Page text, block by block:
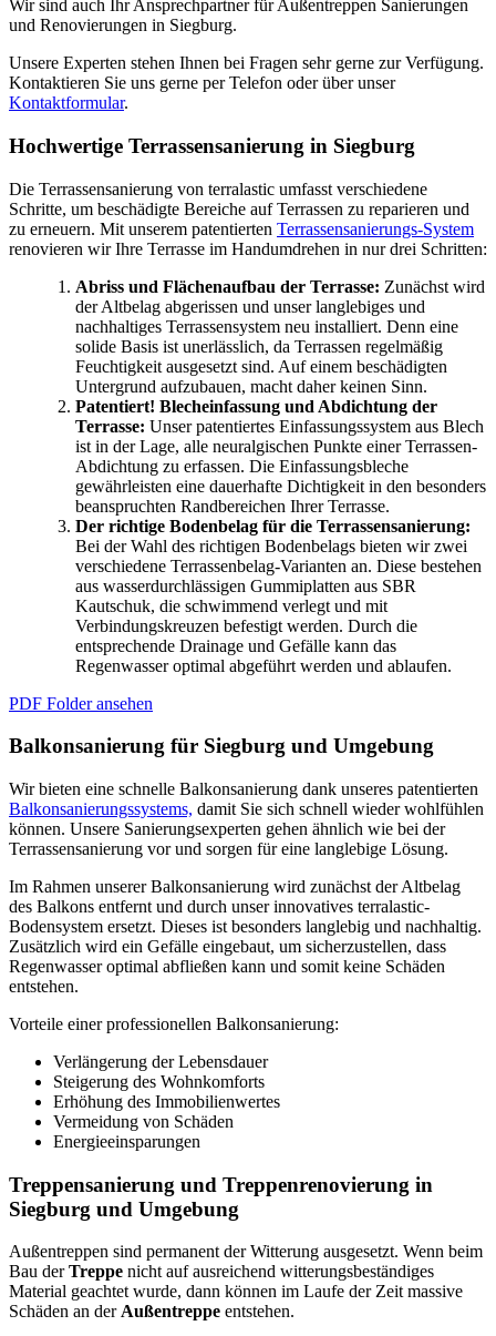
Wir sind auch Ihr Ansprechpartner für Außentreppen Sanierungen
und Renovierungen in Siegburg.
Unsere Experten stehen Ihnen bei Fragen sehr gerne zur Verfügung.
Kontaktieren Sie uns gerne per Telefon oder über unser
Kontaktformular.
Hochwertige Terrassensanierung in Siegburg
Die Terrassensanierung von terralastic umfasst verschiedene
Schritte, um beschädigte Bereiche auf Terrassen zu reparieren und
zu erneuern. Mit unserem patentierten Terrassensanierungs-System
renovieren wir Ihre Terrasse im Handumdrehen in nur drei Schritten:
Abriss und Flächenaufbau der Terrasse: Zunächst wird
der Altbelag abgerissen und unser langlebiges und
nachhaltiges Terrassensystem neu installiert. Denn eine
solide Basis ist unerlässlich, da Terrassen regelmäßig
Feuchtigkeit ausgesetzt sind. Auf einem beschädigten
Untergrund aufzubauen, macht daher keinen Sinn.
Patentiert! Blecheinfassung und Abdichtung der
Terrasse: Unser patentiertes Einfassungssystem aus Blech
ist in der Lage, alle neuralgischen Punkte einer Terrassen-
Abdichtung zu erfassen. Die Einfassungsbleche
gewährleisten eine dauerhafte Dichtigkeit in den besonders
beanspruchten Randbereichen Ihrer Terrasse.
Der richtige Bodenbelag für die Terrassensanierung:
Bei der Wahl des richtigen Bodenbelags bieten wir zwei
verschiedene Terrassenbelag-Varianten an. Diese bestehen
aus wasserdurchlässigen Gummiplatten aus SBR
Kautschuk, die schwimmend verlegt und mit
Verbindungskreuzen befestigt werden. Durch die
entsprechende Drainage und Gefälle kann das
Regenwasser optimal abgeführt werden und ablaufen.
PDF Folder ansehen
Balkonsanierung für Siegburg und Umgebung
Wir bieten eine schnelle Balkonsanierung dank unseres patentierten
Balkonsanierungssystems, damit Sie sich schnell wieder wohlfühlen
können. Unsere Sanierungsexperten gehen ähnlich wie bei der
Terrassensanierung vor und sorgen für eine langlebige Lösung.
Im Rahmen unserer Balkonsanierung wird zunächst der Altbelag
des Balkons entfernt und durch unser innovatives terralastic-
Bodensystem ersetzt. Dieses ist besonders langlebig und nachhaltig.
Zusätzlich wird ein Gefälle eingebaut, um sicherzustellen, dass
Regenwasser optimal abfließen kann und somit keine Schäden
entstehen.
Vorteile einer professionellen Balkonsanierung:
Verlängerung der Lebensdauer
Steigerung des Wohnkomforts
Erhöhung des Immobilienwertes
Vermeidung von Schäden
Energieeinsparungen
Treppensanierung und Treppenrenovierung in
Siegburg und Umgebung
Außentreppen sind permanent der Witterung ausgesetzt. Wenn beim
Bau derTreppe nicht auf ausreichend witterungsbeständiges
Material geachtet wurde, dann können im Laufe der Zeit massive
Schäden an der Außentreppe entstehen.